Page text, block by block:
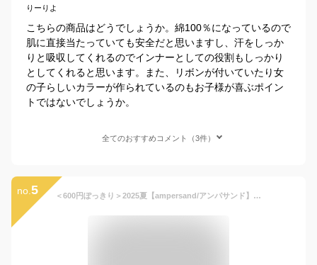
りーりよ
こちらの商品はどうでしょうか。綿100％になっているので
肌に直接当たっていても安全だと思いますし、汗をしっか
りと吸収してくれるのでインナーとしての役割もしっかり
としてくれると思います。また、リボンが付いていたり女
の子らしいカラーが作られているのもお子様が喜ぶポイン
トではないでしょうか。
全てのおすすめコメント（3件）
no. 5 ＜600円ぽっきり＞2025夏【ampersand/アンパサンド】ひんやり かくれんぼインナーこんにちは 深あき キャミソール タンクトップ 機能性 接触冷感 吸水速乾≪80-140cm≫キッズ 肌着 下着 男の子 女の子 見えない